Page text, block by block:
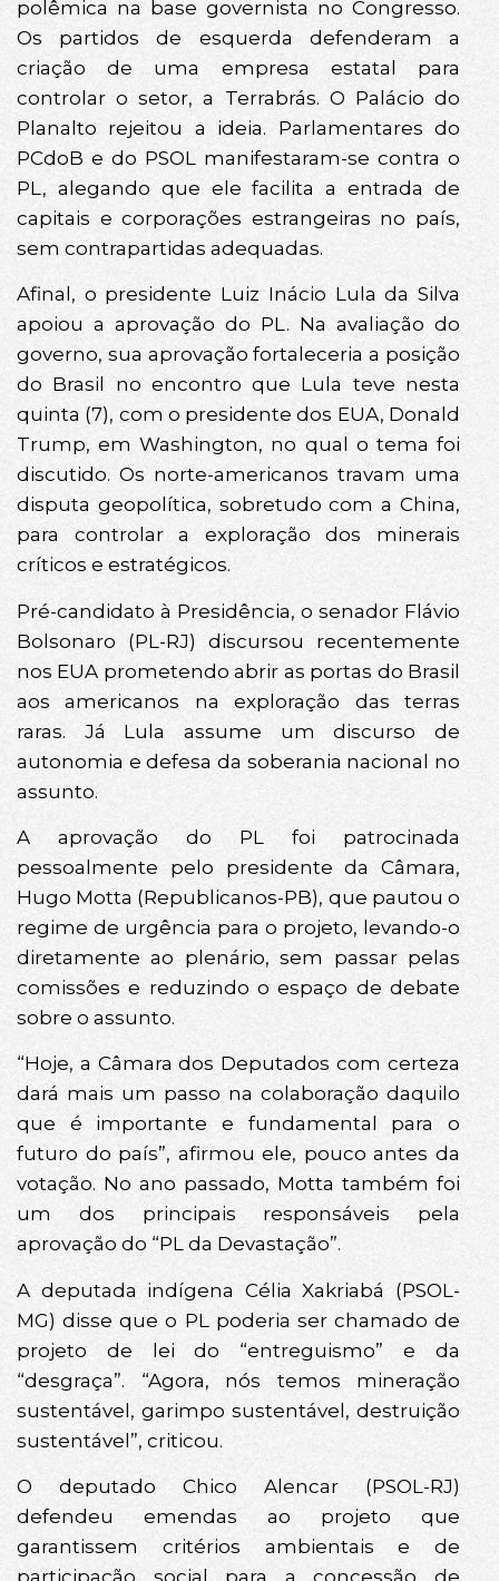
polêmica na base governista no Congresso.
Os partidos de esquerda defenderam a
criação de uma empresa estatal para
controlar o setor, a Terrabrás. O Palácio do
Planalto rejeitou a ideia. Parlamentares do
PCdoB e do PSOL manifestaram-se contra o
PL, alegando que ele facilita a entrada de
capitais e corporações estrangeiras no país,
sem contrapartidas adequadas.
Afinal, o presidente Luiz Inácio Lula da Silva
apoiou a aprovação do PL. Na avaliação do
governo, sua aprovação fortaleceria a posição
do Brasil no encontro que Lula teve nesta
quinta (7), com o presidente dos EUA, Donald
Trump, em Washington, no qual o tema foi
discutido. Os norte-americanos travam uma
disputa geopolítica, sobretudo com a China,
para controlar a exploração dos minerais
críticos e estratégicos.
Pré-candidato à Presidência, o senador Flávio
Bolsonaro (PL-RJ) discursou recentemente
nos EUA prometendo abrir as portas do Brasil
aos americanos na exploração das terras
raras. Já Lula assume um discurso de
autonomia e defesa da soberania nacional no
assunto.
A aprovação do PL foi patrocinada
pessoalmente pelo presidente da Câmara,
Hugo Motta (Republicanos-PB), que pautou o
regime de urgência para o projeto, levando-o
diretamente ao plenário, sem passar pelas
comissões e reduzindo o espaço de debate
sobre o assunto.
“Hoje, a Câmara dos Deputados com certeza
dará mais um passo na colaboração daquilo
que é importante e fundamental para o
futuro do país”, afirmou ele, pouco antes da
votação. No ano passado, Motta também foi
um dos principais responsáveis pela
aprovação do “PL da Devastação”.
A deputada indígena Célia Xakriabá (PSOL-
MG) disse que o PL poderia ser chamado de
projeto de lei do “entreguismo” e da
“desgraça”. “Agora, nós temos mineração
sustentável, garimpo sustentável, destruição
sustentável”, criticou.
O deputado Chico Alencar (PSOL-RJ)
defendeu emendas ao projeto que
garantissem critérios ambientais e de